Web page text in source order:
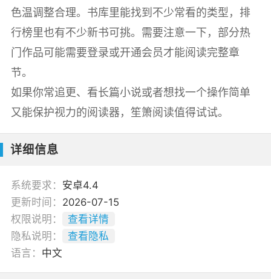
色温调整合理。书库里能找到不少常看的类型，排
行榜里也有不少新书可挑。需要注意一下，部分热
门作品可能需要登录或开通会员才能阅读完整章
节。
如果你常追更、看长篇小说或者想找一个操作简单
又能保护视力的阅读器，笙箫阅读值得试试。
详细信息
系统要求： 安卓4.4
更新时间： 2026-07-15
权限说明：
查看详情
隐私说明：
查看隐私
语言： 中文